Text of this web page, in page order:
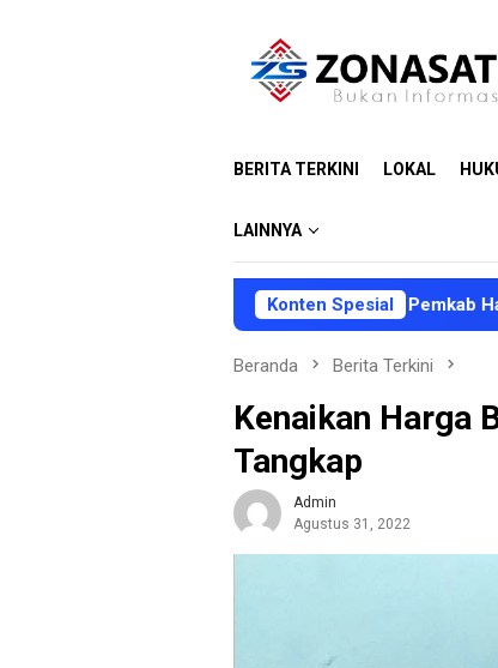
BERITA TERKINI LOKAL
LAINNYA
Konten Spesial
DPRD dan Pemkab Halut
Beranda Berita Terkini
Kenaikan Harga
Tangkap
Admin
Agustus 31, 2022